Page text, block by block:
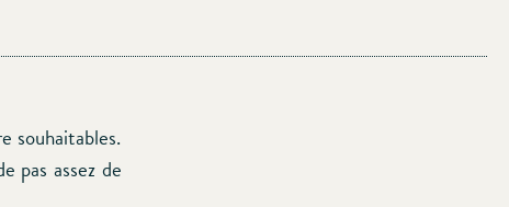
souhaitables.
pas assez de